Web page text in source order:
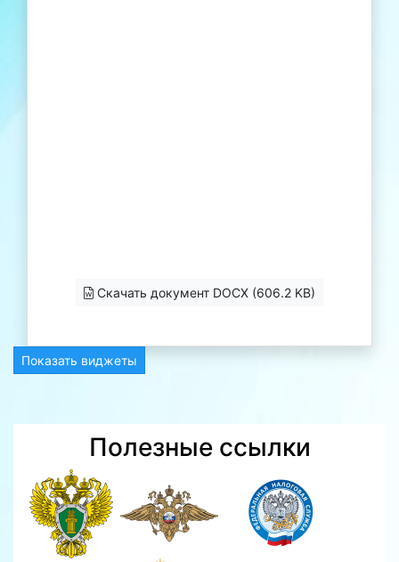
Скачать документ DOCX (606.2 KB)
Показать виджеты
Полезные ссылки